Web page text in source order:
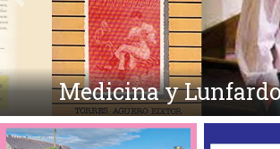
Medicina y Lunfardo
Anterior